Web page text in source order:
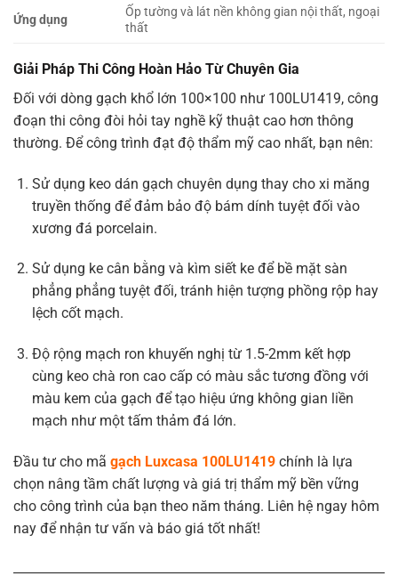
Ứng dụng
Ốp tường và lát nền không gian nội thất, ngoại
thất
Giải Pháp Thi Công Hoàn Hảo Từ Chuyên Gia
Đối với dòng gạch khổ lớn 100×100 như 100LU1419, công
đoạn thi công đòi hỏi tay nghề kỹ thuật cao hơn thông
thường. Để công trình đạt độ thẩm mỹ cao nhất, bạn nên:
Sử dụng keo dán gạch chuyên dụng thay cho xi măng
truyền thống để đảm bảo độ bám dính tuyệt đối vào
xương đá porcelain.
Sử dụng ke cân bằng và kìm siết ke để bề mặt sàn
phẳng phẳng tuyệt đối, tránh hiện tượng phồng rộp hay
lệch cốt mạch.
Độ rộng mạch ron khuyến nghị từ 1.5-2mm kết hợp
cùng keo chà ron cao cấp có màu sắc tương đồng với
màu kem của gạch để tạo hiệu ứng không gian liền
mạch như một tấm thảm đá lớn.
Đầu tư cho mã gạch Luxcasa 100LU1419 chính là lựa
chọn nâng tầm chất lượng và giá trị thẩm mỹ bền vững
cho công trình của bạn theo năm tháng. Liên hệ ngay hôm
nay để nhận tư vấn và báo giá tốt nhất!